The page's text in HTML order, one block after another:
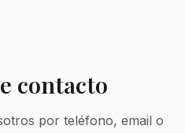
contacto
por teléfono, email o